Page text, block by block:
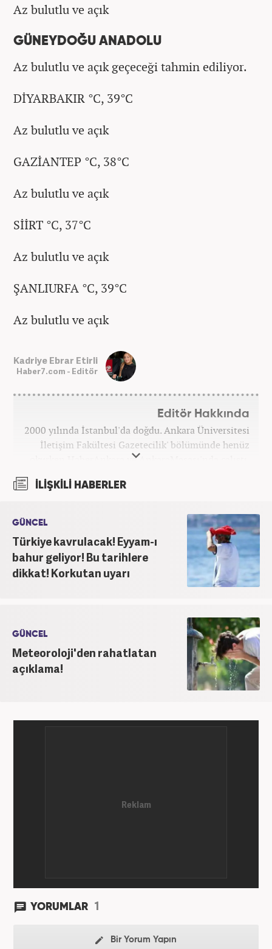
Az bulutlu ve açık
GÜNEYDOĞU ANADOLU
Az bulutlu ve açık geçeceği tahmin ediliyor.
DİYARBAKIR °C, 39°C
Az bulutlu ve açık
GAZİANTEP °C, 38°C
Az bulutlu ve açık
SİİRT °C, 37°C
Az bulutlu ve açık
ŞANLIURFA °C, 39°C
Az bulutlu ve açık
Kadriye Ebrar Etirli
Haber7.com - Editör
Editör Hakkında
2000 yılında İstanbul'da doğdu. Ankara Üniversitesi
İletişim Fakültesi Gazetecilik' bölümünde henüz
okurken HaberAnkara ve AnkaraMasası'nda çalıştı.
2022 yılındaki mezuniyetinin ardından Beyaz TV'de
'Haber Editörü' pozisyonunda görev aldı. 2024
Editörü kariyerine devam etmektedir.
İLİŞKİLİ HABERLER
GÜNCEL
Türkiye kavrulacak! Eyyam-ı
bahur geliyor! Bu tarihlere
dikkat! Korkutan uyarı
GÜNCEL
Meteoroloji'den rahatlatan
açıklama!
YORUMLAR 1
Bir Yorum Yapın